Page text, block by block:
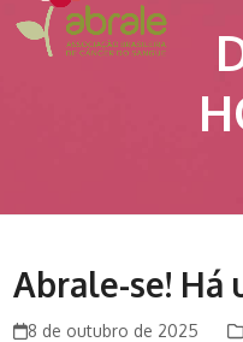
menu
menu
Abrale-se! Há
8 de outubro de 2025